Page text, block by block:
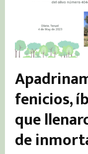
fenicios,
que
de